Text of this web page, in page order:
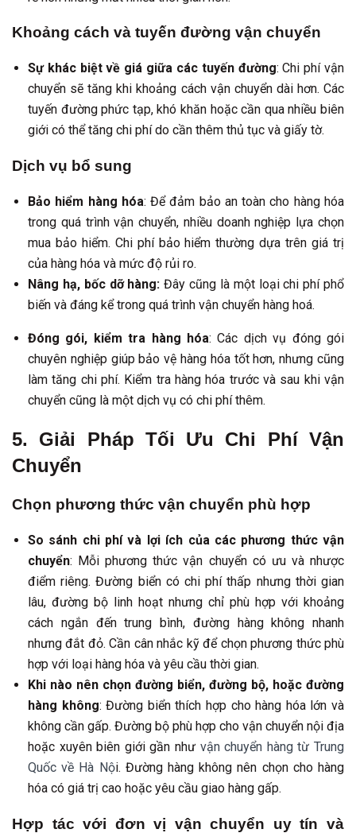
Khoảng cách và tuyến đường vận chuyển
Sự khác biệt về giá giữa các tuyến đường: Chi phí vận
chuyển sẽ tăng khi khoảng cách vận chuyển dài hơn. Các
tuyến đường phức tạp, khó khăn hoặc cần qua nhiều biên
giới có thể tăng chi phí do cần thêm thủ tục và giấy tờ.
Dịch vụ bổ sung
Bảo hiểm hàng hóa: Để đảm bảo an toàn cho hàng hóa
trong quá trình vận chuyển, nhiều doanh nghiệp lựa chọn
mua bảo hiểm. Chi phí bảo hiểm thường dựa trên giá trị
của hàng hóa và mức độ rủi ro.
Nâng hạ, bốc dỡ hàng:Đây cũng là một loại chi phí phổ
biến và đáng kể trong quá trình vận chuyển hàng hoá.
Đóng gói, kiểm tra hàng hóa: Các dịch vụ đóng gói
chuyên nghiệp giúp bảo vệ hàng hóa tốt hơn, nhưng cũng
làm tăng chi phí. Kiểm tra hàng hóa trước và sau khi vận
chuyển cũng là một dịch vụ có chi phí thêm.
5. Giải Pháp Tối Ưu Chi Phí Vận
Chuyển
Chọn phương thức vận chuyển phù hợp
So sánh chi phí và lợi ích của các phương thức vận
chuyển: Mỗi phương thức vận chuyển có ưu và nhược
điểm riêng. Đường biển có chi phí thấp nhưng thời gian
lâu, đường bộ linh hoạt nhưng chỉ phù hợp với khoảng
cách ngắn đến trung bình, đường hàng không nhanh
nhưng đắt đỏ. Cần cân nhắc kỹ để chọn phương thức phù
hợp với loại hàng hóa và yêu cầu thời gian.
Khi nào nên chọn đường biển, đường bộ, hoặc đường
hàng không: Đường biển thích hợp cho hàng hóa lớn và
không cần gấp. Đường bộ phù hợp cho vận chuyển nội địa
hoặc xuyên biên giới gần như vận chuyển hàng từ Trung
Quốc về Hà Nội. Đường hàng không nên chọn cho hàng
hóa có giá trị cao hoặc yêu cầu giao hàng gấp.
Hợp tác với đơn vị vận chuyển uy tín và